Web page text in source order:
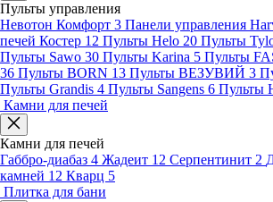
Пульты управления
Невотон Комфорт 3 Панели управления
печей Костер 12 Пульты Helo 20 Пульты
Пульты Sawo 30 Пульты Karina 5 Пульты
36 Пульты BORN 13 Пульты ВЕЗУВИЙ 3
Пульты Grandis 4 Пульты Sangens 6 Пульты
Камни для печей
Камни для печей
Габбро-диабаз 4 Жадеит 12 Серпентинит 2
камней 12 Кварц 5
Плитка для бани